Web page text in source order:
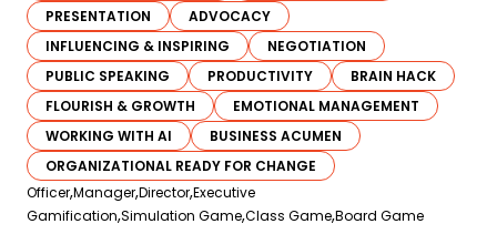
PRESENTATION
ADVOCACY
INFLUENCING & INSPIRING
NEGOTIATION
PUBLIC SPEAKING
PRODUCTIVITY
BRAIN HACK
FLOURISH & GROWTH
EMOTIONAL MANAGEMENT
WORKING WITH AI
BUSINESS ACUMEN
ORGANIZATIONAL READY FOR CHANGE
OfficerManagerDirectorExecutive
Gamification Simulation GameClass GameBoard Game